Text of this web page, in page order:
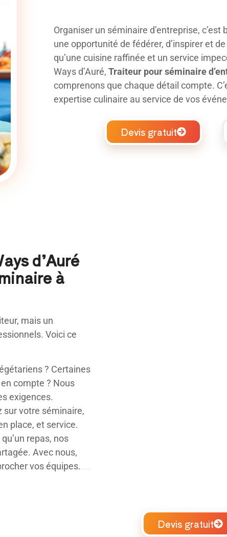
Organiser un séminaire d’entreprise, c’est
une opportunité de fédérer, d’inspirer et
qu’une cuisine raffinée et un service
Ways d’Auré, Traiteur pour séminaire
comprenons que chaque détail compte.
expertise culinaire au service de vos
Devis gratuit
d’Auré
à
mais un
Voici ce
? Certaines
compte ? Nous
exigences.
sur votre séminaire,
place, et service.
qu’un repas, nos
Avec nous,
vos équipes.
Devis gratuit